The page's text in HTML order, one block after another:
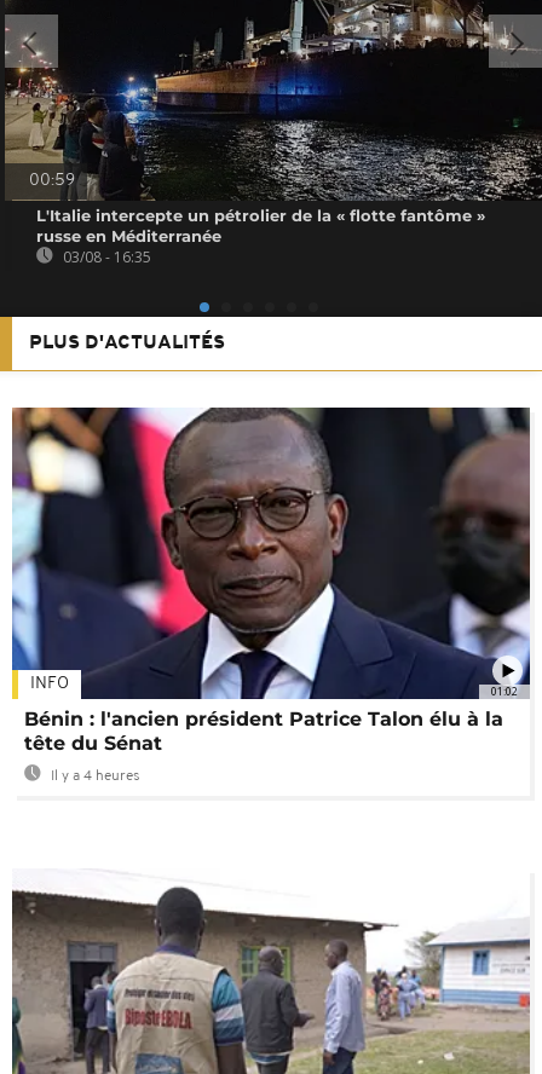
00:59
L'Italie intercepte un pétrolier de la « flotte fantôme »
russe en Méditerranée
03/08 - 16:35
PLUS D'ACTUALITÉS
01:02
INFO
Bénin : l'ancien président Patrice Talon élu à la
tête du Sénat
Il y a 4 heures